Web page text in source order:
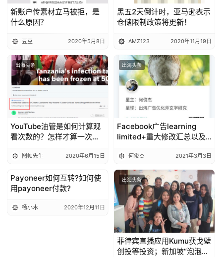
新账户传素材立马被拒，是
什么原因？
豆豆 2020年5月8日
黑五2天倒计时，亚马逊表示
仓储限制政策将更新！
AMZ123 2020年11月19日
出海头条
YouTube油管是如何计算观
看次数的？怎样才算一次观
图帕先生 2020年6月15日
出海头条
Facebook广告learning
limited+重大修改汇总以及
何俊杰 2021年3月3日
出海头条
Payoneer如何互转?如何使
用payoneer付款?
杨小木 2020年12月11日
出海头条
菲律宾直播应用Kumu获戈壁
创投等投资；新加坡“泡泡玛